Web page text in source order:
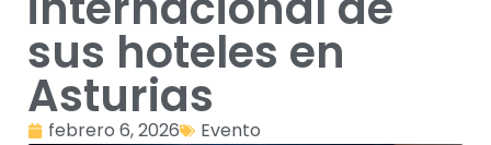
sus hoteles en
Asturias
febrero 6, 2026 Evento